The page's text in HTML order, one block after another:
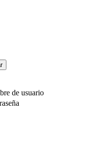
de usuario